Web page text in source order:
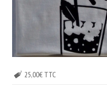
25,00€ TTC